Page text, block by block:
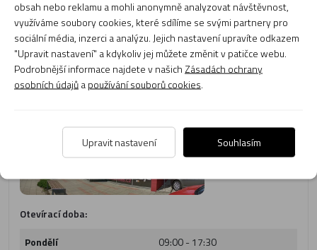
Adresa:Kladská 1117/25,
Hradec Králové - 500 03
Tel. číslo: 495 217 423
E-mail:obchod@cmias.cz
Otevírací doba:
Pondělí
09:00 - 17:30
obsah nebo reklamu a mohli anonymně analyzovat návštěvnost,
využíváme soubory cookies, které sdílíme se svými partnery pro
sociální média, inzerci a analýzu. Jejich nastavení upravíte odkazem
"Upravit nastavení" a kdykoliv jej můžete změnit v patičce webu.
Podrobnější informace najdete v našich Zásadách ochrany
osobních údajůapoužívání souborů cookies.
Upravit nastavení Souhlasím